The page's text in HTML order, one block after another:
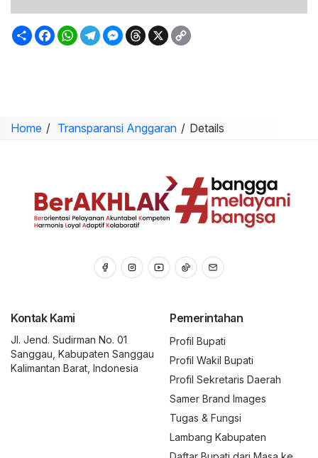
SambungFacebook
WhatsApp
TelegramMessenger
Threads
X
Home Transparansi Anggaran Details
Kontak Kami
Jl. Jend. Sudirman No. 01
Sanggau, Kabupaten Sanggau
Kalimantan Barat, Indonesia
Pemerintahan
Profil Bupati
Profil Wakil Bupati
Profil Sekretaris Daerah
Samer Brand Images
Tugas & Fungsi
Lambang Kabupaten